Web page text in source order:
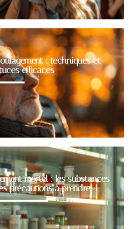
: techniques et
efficaces
mortel : les substances
précautions à prendre